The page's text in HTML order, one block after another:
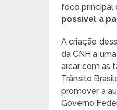
foco principal
possível a
A criação
da CNH a
arcar com as
Trânsito
promover a
Governo